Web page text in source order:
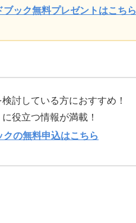
ック無料プレゼントはこちら
討している方におすすめ！
役立つ情報が満載！
の無料申込はこちら